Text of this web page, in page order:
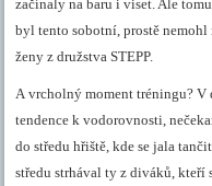
začínaly na baru i viset. Ale
byl tento sobotní, prostě
ženy z družstva STEPP.
A vrcholný moment tréningu?
tendence k vodorovnosti,
do středu hřiště, kde se jala
středu strhával ty z diváků, kteří